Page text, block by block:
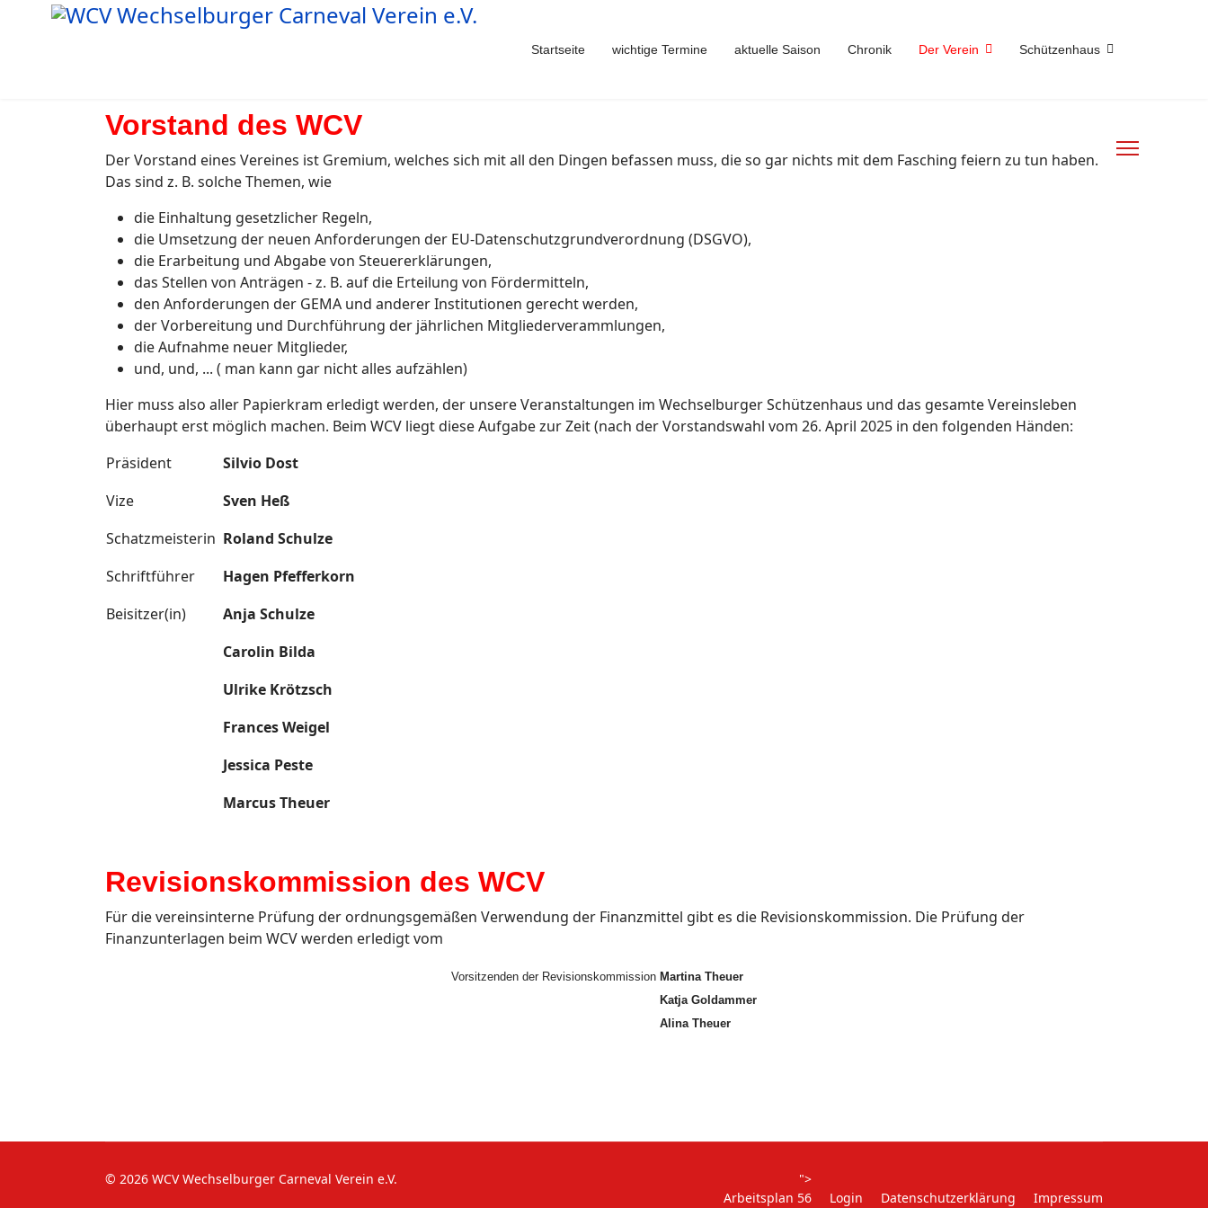
Startseite wichtige Termine aktuelle Saison Chronik Der Verein Schützenhaus
Vorstand des WCV
Der Vorstand eines Vereines ist Gremium, welches sich mit all den Dingen befassen muss, die so gar nichts mit dem Fasching feiern zu tun haben.
Das sind z. B. solche Themen, wie
die Einhaltung gesetzlicher Regeln,
die Umsetzung der neuen Anforderungen der EU-Datenschutzgrundverordnung (DSGVO),
die Erarbeitung und Abgabe von Steuererklärungen,
das Stellen von Anträgen - z. B. auf die Erteilung von Fördermitteln,
den Anforderungen der GEMA und anderer Institutionen gerecht werden,
der Vorbereitung und Durchführung der jährlichen Mitgliederverammlungen,
die Aufnahme neuer Mitglieder,
und, und, ... ( man kann gar nicht alles aufzählen)
Hier muss also aller Papierkram erledigt werden, der unsere Veranstaltungen im Wechselburger Schützenhaus und das gesamte Vereinsleben
überhaupt erst möglich machen. Beim WCV liegt diese Aufgabe zur Zeit (nach der Vorstandswahl vom 26. April 2025 in den folgenden Händen:
Präsident
Silvio Dost
Vize
Sven Heß
Schatzmeisterin Roland Schulze
Schriftführer
Hagen Pfefferkorn
Beisitzer(in)
Anja Schulze
Carolin Bilda
Ulrike Krötzsch
Frances Weigel
Jessica Peste
Marcus Theuer
Revisionskommission des WCV
Für die vereinsinterne Prüfung der ordnungsgemäßen Verwendung der Finanzmittel gibt es die Revisionskommission. Die Prüfung der
Finanzunterlagen beim WCV werden erledigt vom
Vorsitzenden der Revisionskommission Martina Theuer
Katja Goldammer
Alina Theuer
© 2026 WCV Wechselburger Carneval Verein e.V.
">
Arbeitsplan 56
Login Datenschutzerklärung Impressum